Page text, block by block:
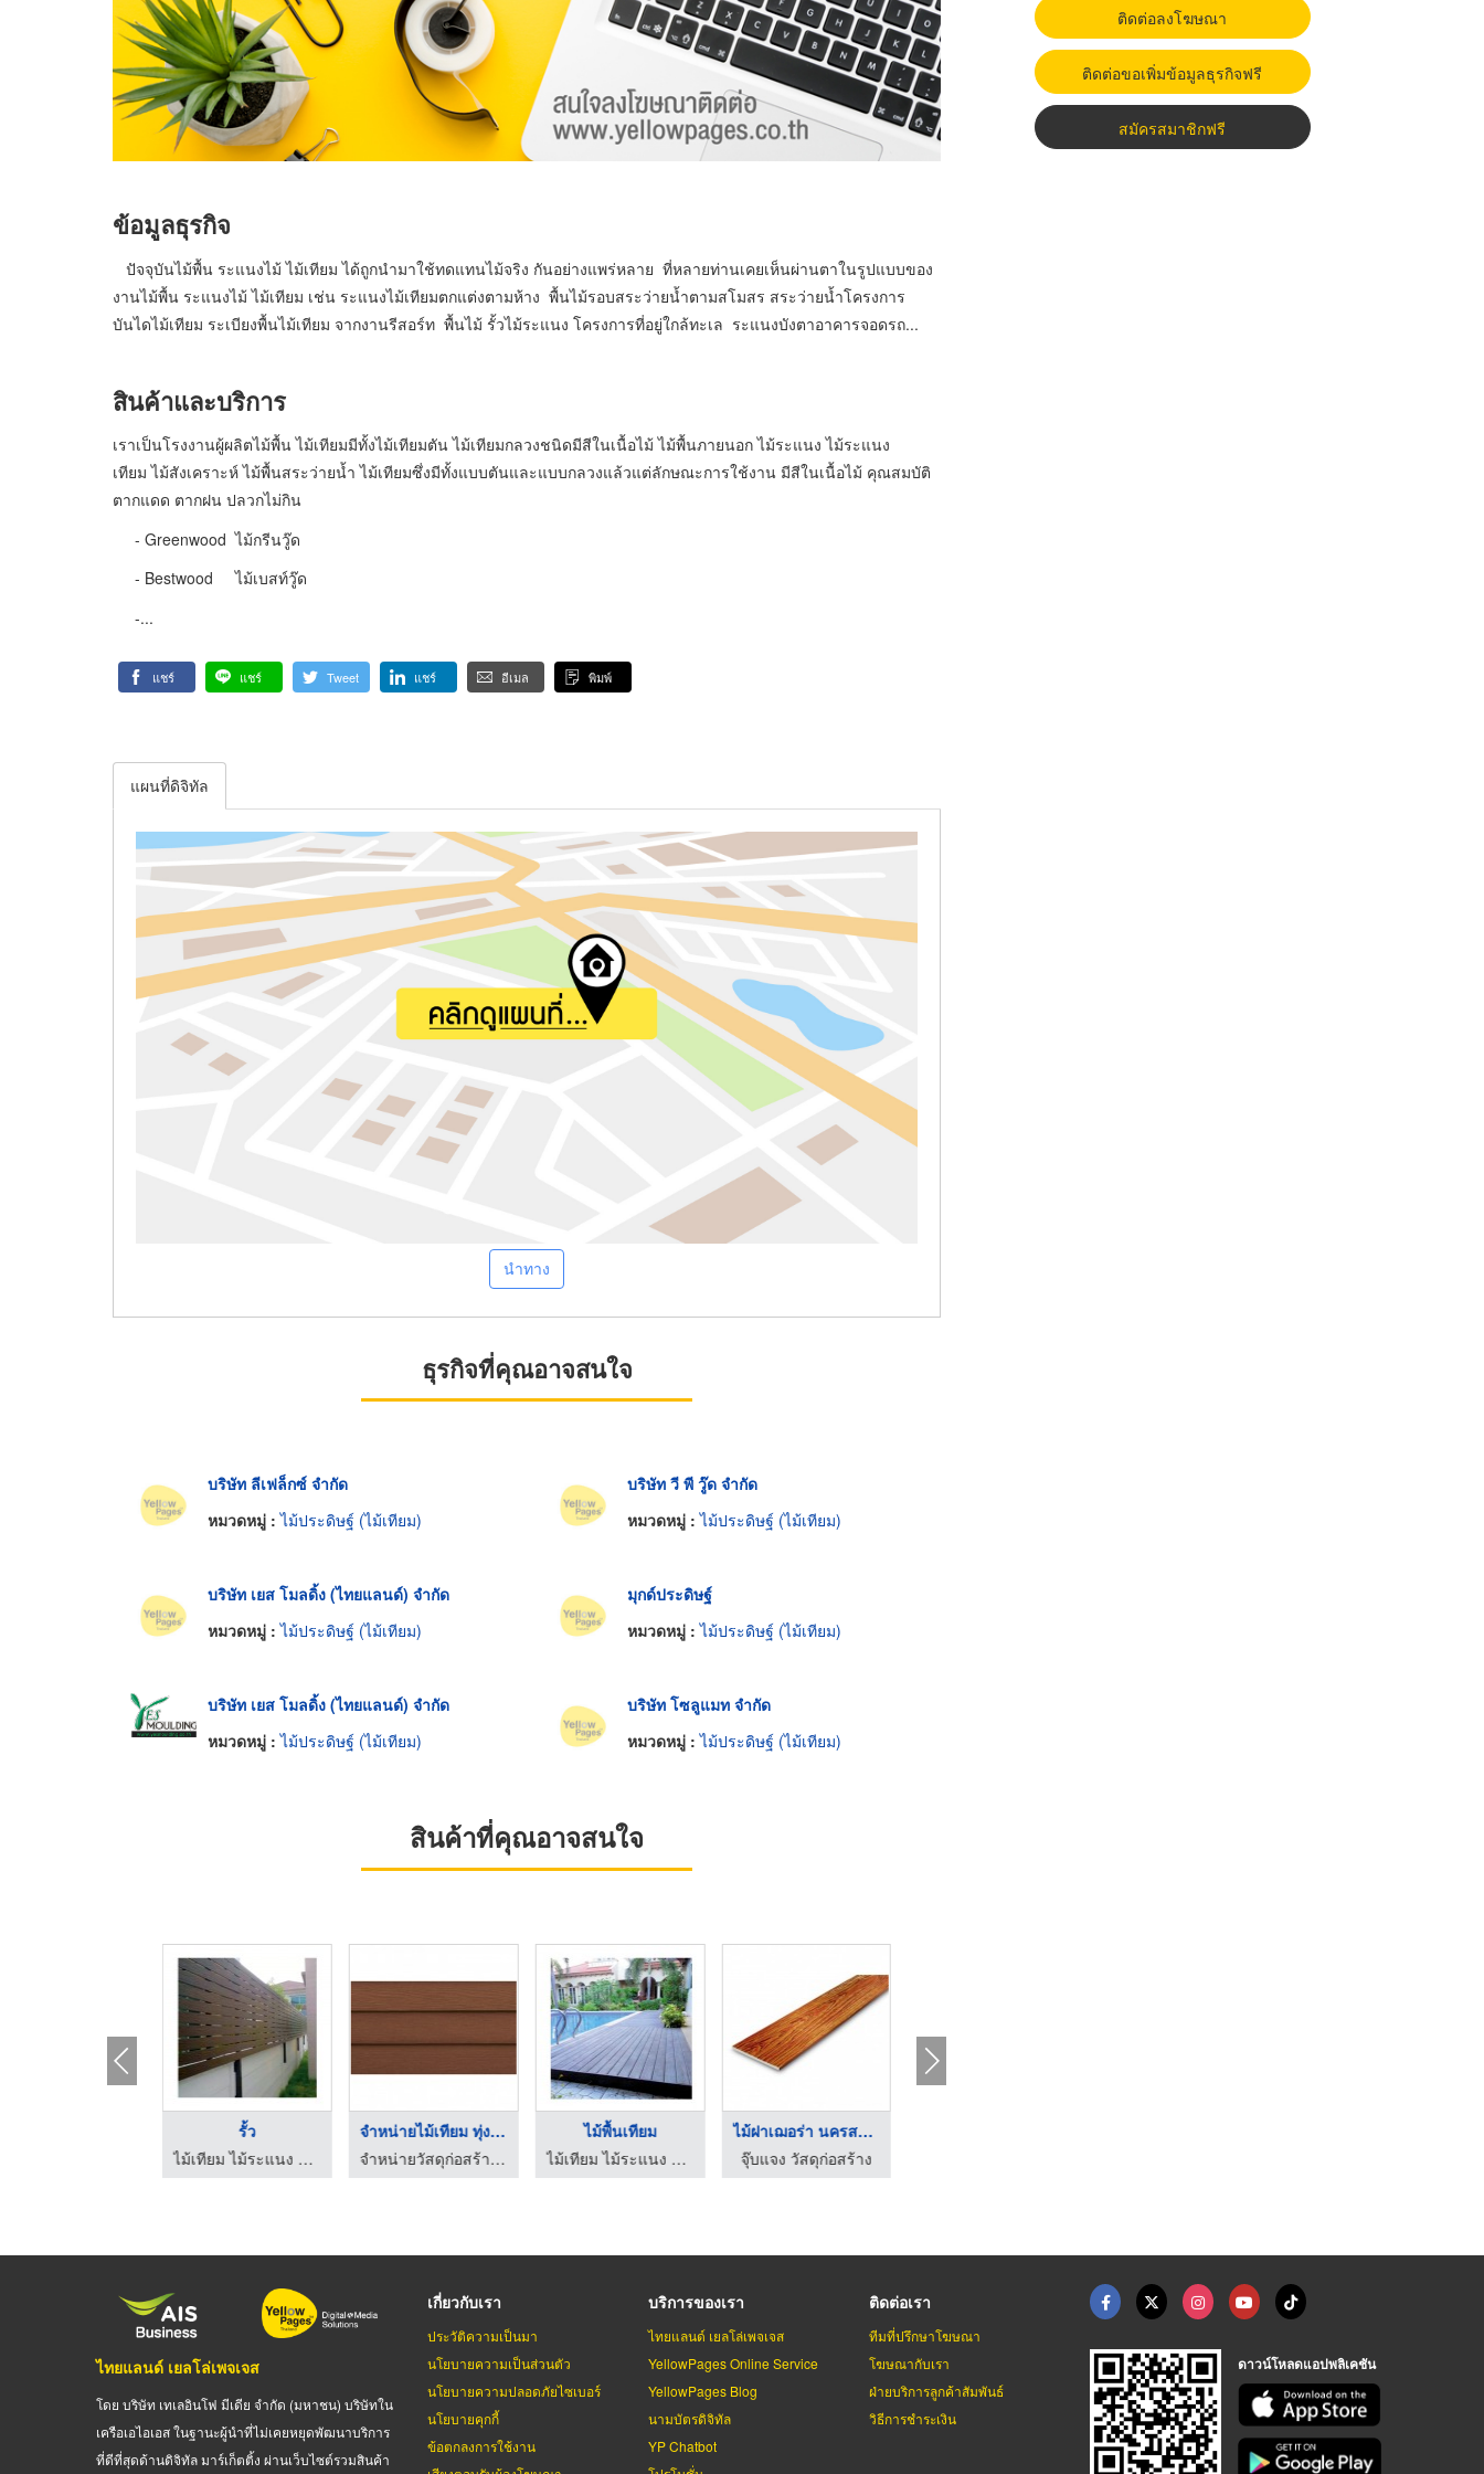
ข้อมูลธุรกิจ
ปัจจุบันไม้พื้น ระแนงไม้ ไม้เทียม ได้ถูกนำมาใช้ทดแทนไม้จริง กันอย่างแพร่หลาย ที่หลายท่านเคยเห็นผ่านตาในรูปแบบของ
งานไม้พื้น ระแนงไม้ ไม้เทียม เช่น ระแนงไม้เทียมตกแต่งตามห้าง พื้นไม้รอบสระว่ายน้ำตามสโมสร สระว่ายน้ำโครงการ
บันไดไม้เทียม ระเบียงพื้นไม้เทียม จากงานรีสอร์ท พื้นไม้ รั้วไม้ระแนง โครงการที่อยู่ใกล้ทะเล ระแนงบังตาอาคารจอดรถ...
สินค้าและบริการ
เราเป็นโรงงานผู้ผลิตไม้พื้น ไม้เทียมมีทั้งไม้เทียมตัน ไม้เทียมกลวงชนิดมีสีในเนื้อไม้ ไม้พื้นภายนอก ไม้ระแนง ไม้ระแนง
เทียม ไม้สังเคราะห์ ไม้พื้นสระว่ายน้ำ ไม้เทียมซึ่งมีทั้งแบบตันและแบบกลวงแล้วแต่ลักษณะการใช้งาน มีสีในเนื้อไม้ คุณสมบัติ
ตากแดด ตากฝน ปลวกไม่กิน
- Greenwood ไม้กรีนวู๊ด
- Bestwood ไม้เบสท์วู๊ด
-...
แชร์ แชร์ Tweet แชร์ อีเมล พิมพ์
แผนที่ดิจิทัล
นำทาง
ธุรกิจที่คุณอาจสนใจ
บริษัท ลีเฟล็กซ์ จำกัด
หมวดหมู่ :ไม้ประดิษฐ์ (ไม้เทียม)
บริษัท วี พี วู๊ด จำกัด
หมวดหมู่ :ไม้ประดิษฐ์ (ไม้เทียม)
บริษัท เยส โมลดิ้ง (ไทยแลนด์) จำกัด
หมวดหมู่ :ไม้ประดิษฐ์ (ไม้เทียม)
มุกด์ประดิษฐ์
หมวดหมู่ :ไม้ประดิษฐ์ (ไม้เทียม)
บริษัท เยส โมลดิ้ง (ไทยแลนด์) จำกัด
หมวดหมู่ :ไม้ประดิษฐ์ (ไม้เทียม)
บริษัท โซลูแมท จำกัด
หมวดหมู่ :ไม้ประดิษฐ์ (ไม้เทียม)
สินค้าที่คุณอาจสนใจ
จำหน่ายวัสดุก่อสร้าง นครศรีธรรมราช
ไม้พื้นเทียม
จุ๊บแจง วัสดุก่อสร้าง
ติดต่อลงโฆษณา
ติดต่อขอเพิ่มข้อมูลธุรกิจฟรี
สมัครสมาชิกฟรี
ไทยแลนด์ เยลโล่เพจเจส
โดย บริษัท เทเลอินโฟ มีเดีย จำกัด (มหาชน) บริษัทใน
เครือเอไอเอส ในฐานะผู้นำที่ไม่เคยหยุดพัฒนาบริการ
ที่ดีที่สุดด้านดิจิทัล มาร์เก็ตติ้ง ผ่านเว็บไซต์รวมสินค้า
เกี่ยวกับเรา
ประวัติความเป็นมา
นโยบายความเป็นส่วนตัว
นโยบายความปลอดภัยไซเบอร์
นโยบายคุกกี้
ข้อตกลงการใช้งาน
บริการของเรา
ไทยแลนด์ เยลโล่เพจเจส
YellowPages Online Service
YellowPages Blog
นามบัตรดิจิทัล
YP Chatbot
ติดต่อเรา
ทีมที่ปรึกษาโฆษณา
โฆษณากับเรา
ฝ่ายบริการลูกค้าสัมพันธ์
วิธีการชำระเงิน
ดาวน์โหลดแอปพลิเคชัน